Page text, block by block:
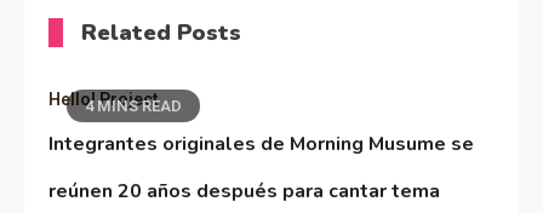
Related Posts
4 MINS READ
Hello! Project
Integrantes originales de Morning Musume se
reúnen 20 años después para cantar tema